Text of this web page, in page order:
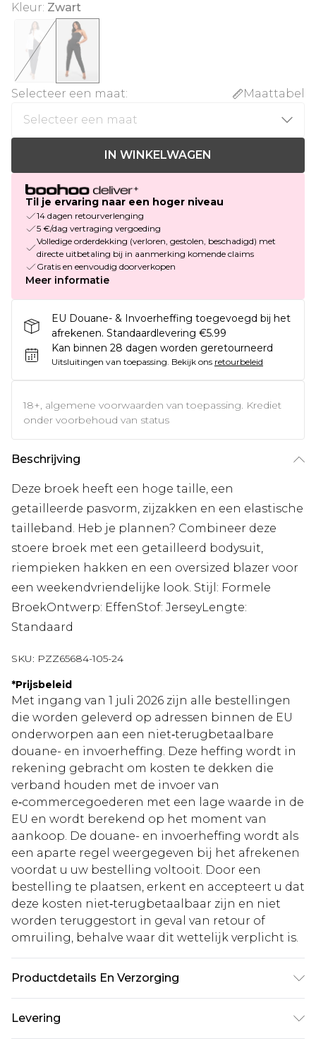
Kleur: Zwart
Selecteer een maat: Maattabel
IN WINKELWAGEN
Til je ervaring naar een hoger niveau
14 dagen retourverlenging
5 €/dag vertraging vergoeding
Volledige orderdekking (verloren, gestolen, beschadigd) met
directe uitbetaling bij in aanmerking komende claims
Gratis en eenvoudig doorverkopen
Meer informatie
EU Douane- & Invoerheffing toegevoegd bij het
afrekenen. Standaardlevering €5.99
Kan binnen 28 dagen worden geretourneerd
Uitsluitingen van toepassing. Bekijk ons retourbeleid
18+, algemene voorwaarden van toepassing. Krediet
onder voorbehoud van status
Beschrijving
Deze broek heeft een hoge taille, een
getailleerde pasvorm, zijzakken en een elastische
tailleband. Heb je plannen? Combineer deze
stoere broek met een getailleerd bodysuit,
riempieken hakken en een oversized blazer voor
een weekendvriendelijke look. Stijl: Formele
BroekOntwerp: EffenStof: JerseyLengte:
Standaard
SKU: PZZ65684-105-24
*Prijsbeleid
Met ingang van 1 juli 2026 zijn alle bestellingen
die worden geleverd op adressen binnen de EU
onderworpen aan een niet‑terugbetaalbare
douane- en invoerheffing. Deze heffing wordt in
rekening gebracht om kosten te dekken die
verband houden met de invoer van
e‑commercegoederen met een lage waarde in de
EU en wordt berekend op het moment van
aankoop. De douane- en invoerheffing wordt als
een aparte regel weergegeven bij het afrekenen
voordat u uw bestelling voltooit. Door een
bestelling te plaatsen, erkent en accepteert u dat
deze kosten niet‑terugbetaalbaar zijn en niet
worden teruggestort in geval van retour of
omruiling, behalve waar dit wettelijk verplicht is.
Productdetails En Verzorging
draagt een UK maat 16.
Levering